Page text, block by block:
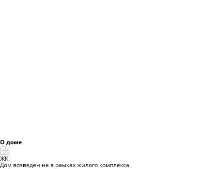
О доме
ЖК
Дом возведен не в рамках жилого комплекса